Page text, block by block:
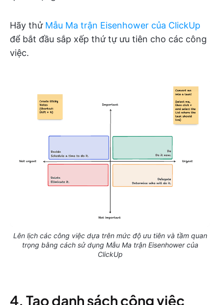
Hãy thử Mẫu Ma trận Eisenhower của ClickUp
để bắt đầu sắp xếp thứ tự ưu tiên cho các công
việc.
Lên lịch các công việc dựa trên mức độ ưu tiên và tầm quan
trọng bằng cách sử dụng Mẫu Ma trận Eisenhower của
ClickUp
4. Tạo danh sách công việc